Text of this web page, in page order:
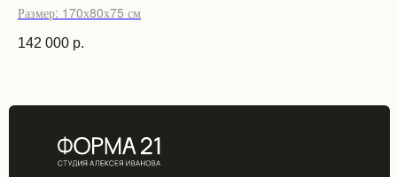
Размер: 170х80х75 см
142 000 р.